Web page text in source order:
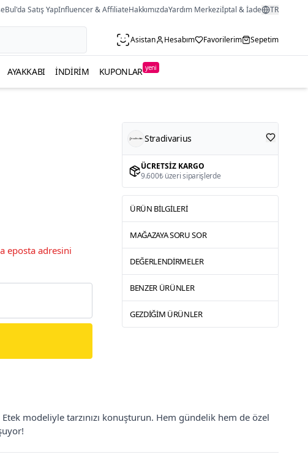
Satış YapInfluencer & AffiliateHakkımızdaYardım Merkeziİptal & İade TR
Asistan Hesabım Favorilerim Sepetim
AYAKKABI İNDIRIM KUPONLAR yeni
eposta adresini
Stradivarius
ÜCRETSIZ KARGO
9.600₺ üzeri siparişlerde
ÜRÜN BILGILERI
MAĞAZAYA SORU SOR
DEĞERLENDIRMELER
BENZER ÜRÜNLER
GEZDIĞIM ÜRÜNLER
modeliyle tarzınızı konuşturun. Hem gündelik hem de özel